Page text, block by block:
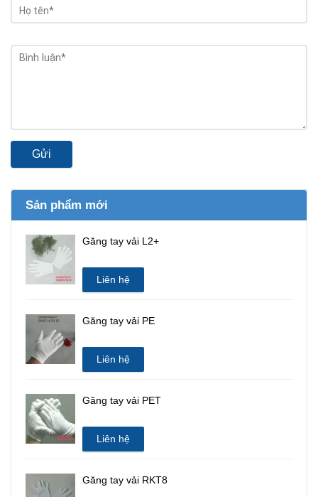
Gửi
Sản phẩm mới
Găng tay vải L2+
Liên hệ
Găng tay vải PE
Liên hệ
Găng tay vải PET
Liên hệ
Găng tay vải RKT8